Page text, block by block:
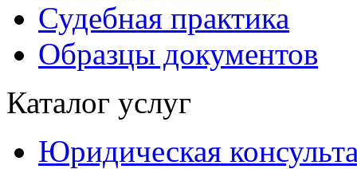
Судебная практика
Образцы документов
Каталог услуг
Юридическая